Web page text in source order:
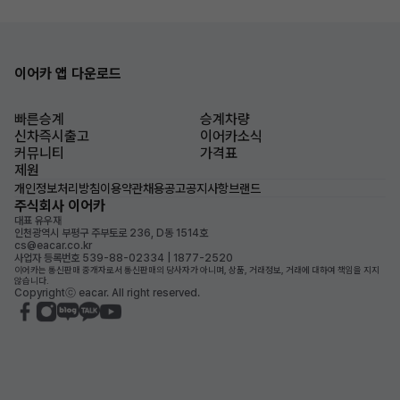
이어카 앱 다운로드
빠른승계
승계차량
신차즉시출고
이어카소식
커뮤니티
가격표
제원
개인정보처리방침이용약관채용공고공지사항브랜드
주식회사 이어카
대표 유우재
인천광역시 부평구 주부토로 236, D동 1514호
cs@eacar.co.kr
사업자 등록번호 539-88-02334 | 1877-2520
이어카는 통신판매 중개자로서 통신판매의 당사자가 아니며, 상품, 거래정보, 거래에 대하여 책임을 지지
않습니다.
Copyrightⓒ eacar. All right reserved.